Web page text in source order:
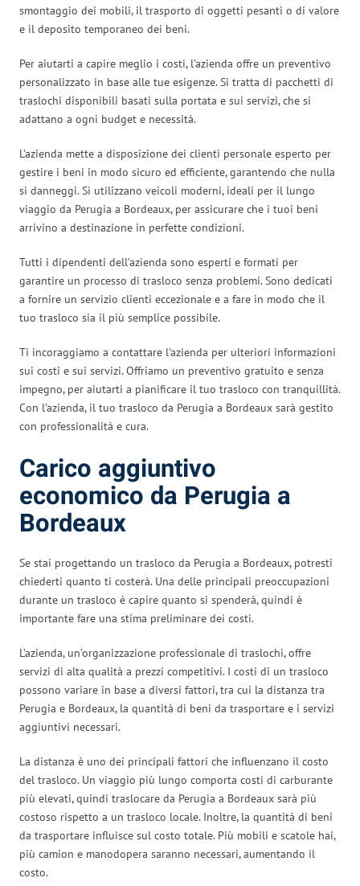
smontaggio dei mobili, il trasporto di oggetti pesanti o di valore
e il deposito temporaneo dei beni.
Per aiutarti a capire meglio i costi, l’azienda offre un preventivo
personalizzato in base alle tue esigenze. Si tratta di pacchetti di
traslochi disponibili basati sulla portata e sui servizi, che si
adattano a ogni budget e necessità.
L’azienda mette a disposizione dei clienti personale esperto per
gestire i beni in modo sicuro ed efficiente, garantendo che nulla
si danneggi. Si utilizzano veicoli moderni, ideali per il lungo
viaggio da Perugia a Bordeaux, per assicurare che i tuoi beni
arrivino a destinazione in perfette condizioni.
Tutti i dipendenti dell’azienda sono esperti e formati per
garantire un processo di trasloco senza problemi. Sono dedicati
a fornire un servizio clienti eccezionale e a fare in modo che il
tuo trasloco sia il più semplice possibile.
Ti incoraggiamo a contattare l’azienda per ulteriori informazioni
sui costi e sui servizi. Offriamo un preventivo gratuito e senza
impegno, per aiutarti a pianificare il tuo trasloco con tranquillità.
Con l’azienda, il tuo trasloco da Perugia a Bordeaux sarà gestito
con professionalità e cura.
Carico aggiuntivo
economico da Perugia a
Bordeaux
Se stai progettando un trasloco da Perugia a Bordeaux, potresti
chiederti quanto ti costerà. Una delle principali preoccupazioni
durante un trasloco è capire quanto si spenderà, quindi è
importante fare una stima preliminare dei costi.
L’azienda, un’organizzazione professionale di traslochi, offre
servizi di alta qualità a prezzi competitivi. I costi di un trasloco
possono variare in base a diversi fattori, tra cui la distanza tra
Perugia e Bordeaux, la quantità di beni da trasportare e i servizi
aggiuntivi necessari.
La distanza è uno dei principali fattori che influenzano il costo
del trasloco. Un viaggio più lungo comporta costi di carburante
più elevati, quindi traslocare da Perugia a Bordeaux sarà più
costoso rispetto a un trasloco locale. Inoltre, la quantità di beni
da trasportare influisce sul costo totale. Più mobili e scatole hai,
più camion e manodopera saranno necessari, aumentando il
costo.